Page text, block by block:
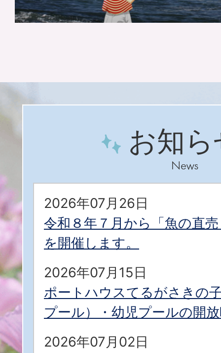
お知ら
2026年07月26日
令和８年７月から「魚の直
を開催します。
2026年07月15日
ポートハウスてるがさきの
プール）・幼児プールの開
2026年07月02日